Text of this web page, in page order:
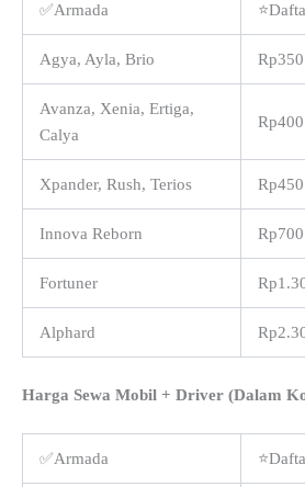
✅Armada
Agya, Ayla, Brio
Avanza, Xenia, Ertiga,
Calya
Xpander, Rush, Terios
Innova Reborn
Fortuner
Alphard
Harga Sewa Mobil + Driver (Dalam
✅Armada